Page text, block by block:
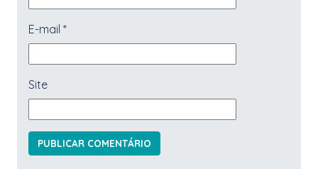
E-mail *
Site